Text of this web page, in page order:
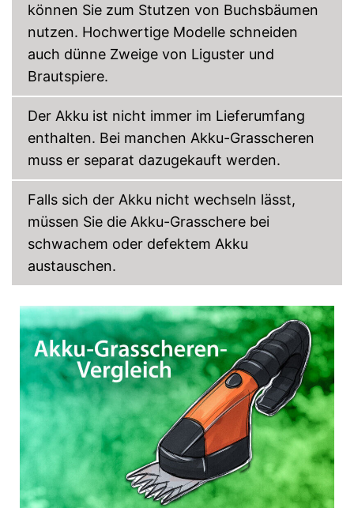
können Sie zum Stutzen von Buchsbäumen
nutzen. Hochwertige Modelle schneiden
auch dünne Zweige von Liguster und
Brautspiere.
Der Akku ist nicht immer im Lieferumfang
enthalten. Bei manchen Akku-Grasscheren
muss er separat dazugekauft werden.
Falls sich der Akku nicht wechseln lässt,
müssen Sie die Akku-Grasschere bei
schwachem oder defektem Akku
austauschen.